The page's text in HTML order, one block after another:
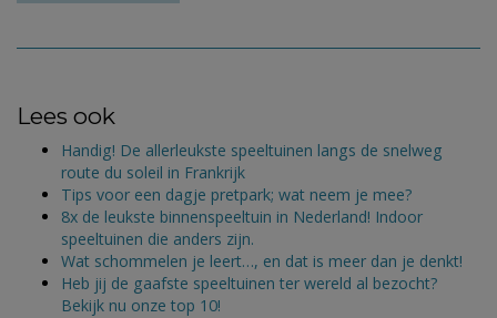
Lees ook
Handig! De allerleukste speeltuinen langs de snelweg
route du soleil in Frankrijk
Tips voor een dagje pretpark; wat neem je mee?
8x de leukste binnenspeeltuin in Nederland! Indoor
speeltuinen die anders zijn.
Wat schommelen je leert…, en dat is meer dan je denkt!
Heb jij de gaafste speeltuinen ter wereld al bezocht?
Bekijk nu onze top 10!